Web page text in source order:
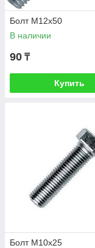
Болт М12х50
В наличии
90 ₸
Купить
Болт М10х25